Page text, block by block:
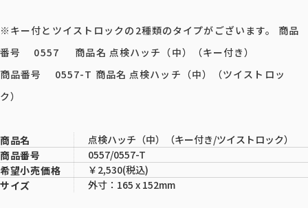
※キー付とツイストロックの2種類のタイプがございます。 商品
番号 0557 商品名 点検ハッチ（中）（キー付き）
商品番号 0557-T 商品名 点検ハッチ（中）（ツイストロッ
ク）
商品名
点検ハッチ（中）（キー付き/ツイストロック）
商品番号
0557/0557-T
希望小売価格
￥2,530(税込)
サイズ
外寸：165 x 152mm